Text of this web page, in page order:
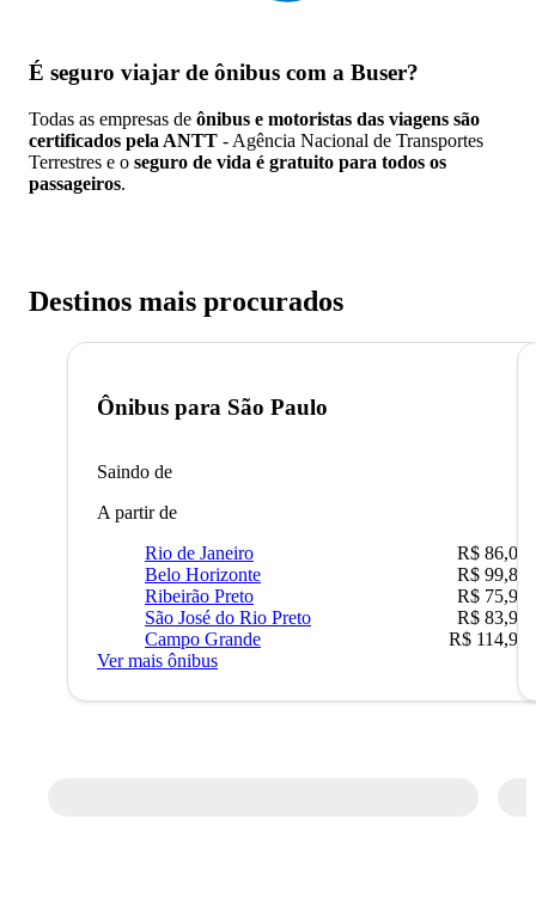
É seguro viajar de ônibus com a Buser?
Todas as empresas de ônibus e motoristas das viagens são
certificados pela ANTT - Agência Nacional de Transportes
Terrestres e o seguro de vida é gratuito para todos os
passageiros.
Destinos mais procurados
Ônibus para São Paulo
Saindo de
A partir de
Rio de Janeiro
R$ 86,00
Belo Horizonte
R$ 99,89
Ribeirão Preto
R$ 75,90
São José do Rio Preto
R$ 83,90
Campo Grande
R$ 114,90
Ver mais ônibus